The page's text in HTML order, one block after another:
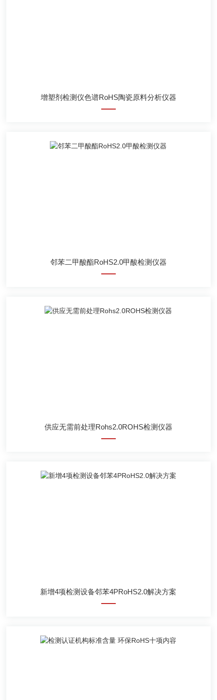
增塑剂检测仪色谱RoHS陶瓷原料分析仪器
邻苯二甲酸酯RoHS2.0甲酸检测仪器
供应无需前处理Rohs2.0ROHS检测仪器
新增4项检测设备邻苯4PRoHS2.0解决方案